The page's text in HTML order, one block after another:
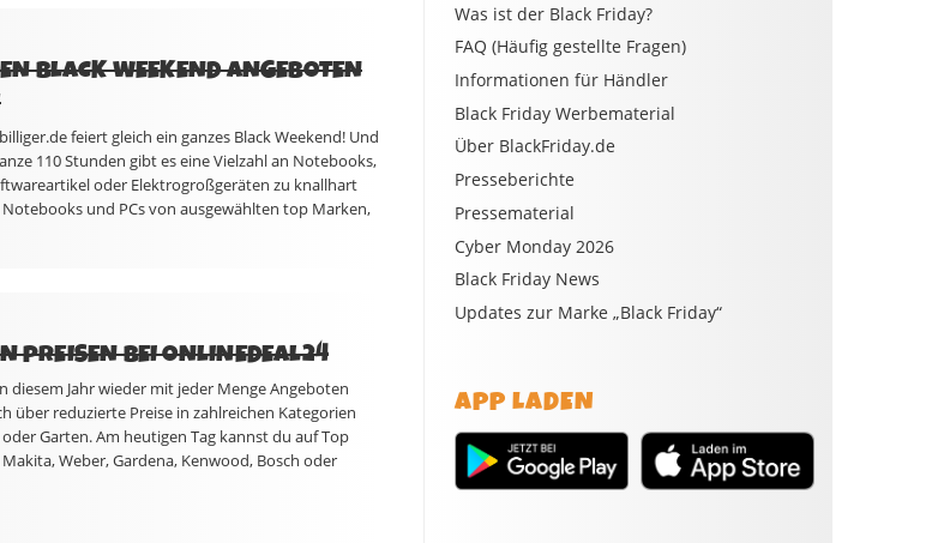
BLACK WEEKEND ANGEBOTEN
feiert gleich ein ganzes Black Weekend! Und
110 Stunden gibt es eine Vielzahl an Notebooks,
oder Elektrogroßgeräten zu knallhart
und PCs von ausgewählten top Marken,
PREISEN BEI ONLINEDEAL24
diesem Jahr wieder mit jeder Menge Angeboten
über reduzierte Preise in zahlreichen Kategorien
Garten. Am heutigen Tag kannst du auf Top
Weber, Gardena, Kenwood, Bosch oder
Was ist der Black Friday?
FAQ (Häufig gestellte Fragen)
Informationen für Händler
Black Friday Werbematerial
Über BlackFriday.de
Presseberichte
Pressematerial
Cyber Monday 2026
Black Friday News
Updates zur Marke „Black Friday“
APP LADEN